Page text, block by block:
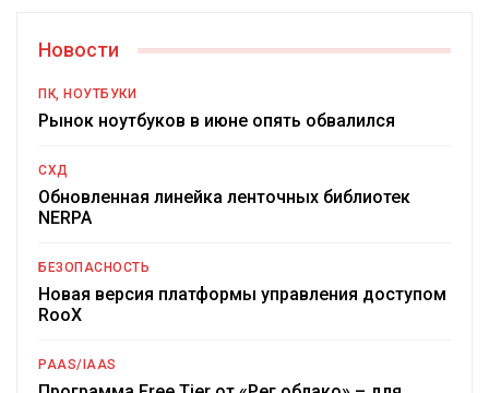
Новости
ПК, НОУТБУКИ
Рынок ноутбуков в июне опять обвалился
СХД
Обновленная линейка ленточных библиотек
NERPA
БЕЗОПАСНОСТЬ
Новая версия платформы управления доступом
RooX
PAAS/IAAS